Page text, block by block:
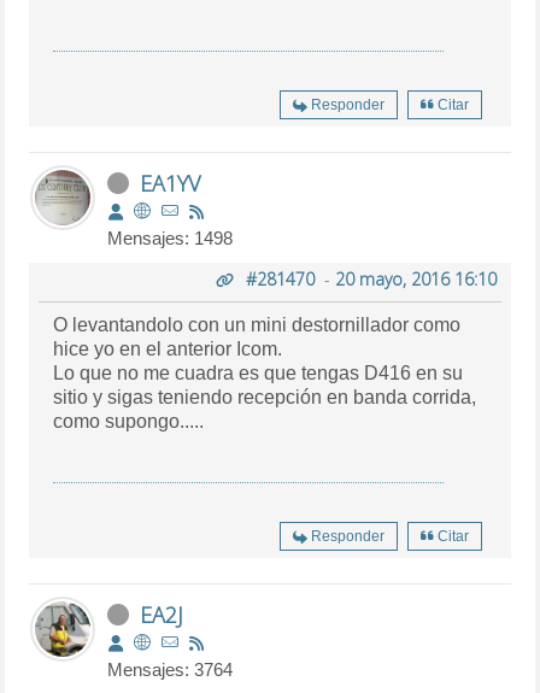
Responder Citar
EA1YV
Mensajes: 1498
#281470- 20 mayo, 2016 16:10
O levantandolo con un mini destornillador como
hice yo en el anterior Icom.
Lo que no me cuadra es que tengas D416 en su
sitio y sigas teniendo recepción en banda corrida,
como supongo.....
Responder Citar
EA2J
Mensajes: 3764